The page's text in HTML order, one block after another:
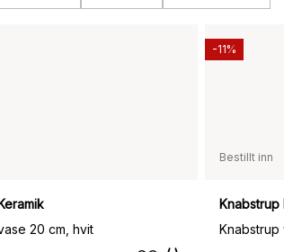
20 cm, hvit
Bestillt inn
Knabstrup
Knabstrup
-11%